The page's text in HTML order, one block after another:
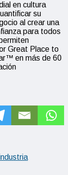
en cultura
su
al crear una
para todos
Great Place to
en más de 60